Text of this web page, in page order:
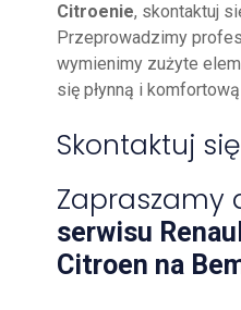
Citroenie, skontaktuj
Przeprowadzimy
wymienimy zużyte
się płynną i
Skontaktuj
Zapraszamy
serwisu
Citroen na